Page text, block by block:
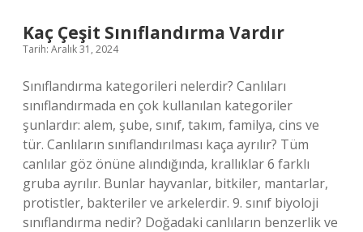
Kaç Çeşit Sınıflandırma Vardır
Tarih: Aralık 31, 2024
Sınıflandırma kategorileri nelerdir? Canlıları
sınıflandırmada en çok kullanılan kategoriler
şunlardır: alem, şube, sınıf, takım, familya, cins ve
tür. Canlıların sınıflandırılması kaça ayrılır? Tüm
canlılar göz önüne alındığında, krallıklar 6 farklı
gruba ayrılır. Bunlar hayvanlar, bitkiler, mantarlar,
protistler, bakteriler ve arkelerdir. 9. sınıf biyoloji
sınıflandırma nedir? Doğadaki canlıların benzerlik ve